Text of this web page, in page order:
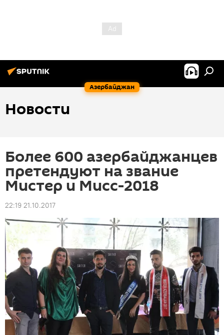
Азербайджан
Новости
Более 600 азербайджанцев
претендуют на звание
Мистер и Мисс-2018
22:19 21.10.2017